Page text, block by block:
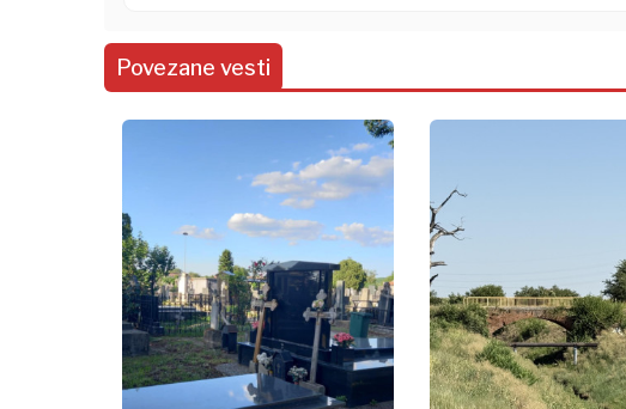
Povezane vesti